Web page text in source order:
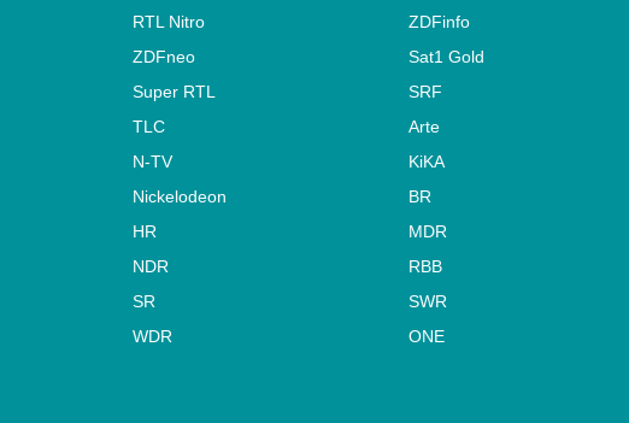
RTL Nitro
ZDFinfo
ZDFneo
Sat1 Gold
Super RTL
SRF
TLC
Arte
N-TV
KiKA
Nickelodeon
BR
HR
MDR
NDR
RBB
SR
SWR
WDR
ONE